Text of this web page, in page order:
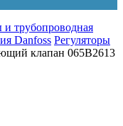
и трубопроводная
Danfoss Регуляторы
клапан 065В2613